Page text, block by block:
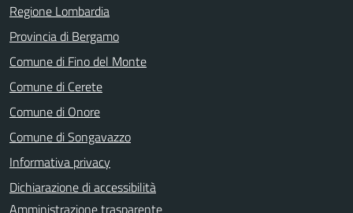
Regione Lombardia
Provincia di Bergamo
Comune di Fino del Monte
Comune di Cerete
Comune di Onore
Comune di Songavazzo
Informativa privacy
Dichiarazione di accessibilità
Amministrazione trasparente